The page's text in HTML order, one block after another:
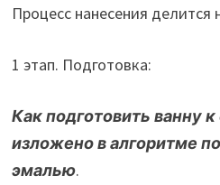
Процесс нанесения делится
1 этап. Подготовка:
Как подготовить ванну
изложено в алгоритме
эмалью.